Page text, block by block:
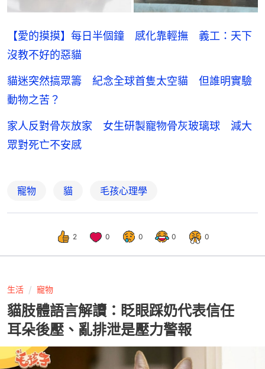
【愛的摸摸】每日半個鐘 感化靠輕撫 義工：天下
沒教不好的惡貓
貓迷突然搞眾籌 紀念全球首隻太空貓 但誰明實驗
動物之苦？
家人反對骨灰放家 女生研製寵物骨灰玻璃球 減大
眾對死亡不安感
寵物 貓 毛孩心理學
2 0 0 0 0
生活 寵物
貓肢體語言解讀：眨眼踩奶代表信任
耳朵後壓、亂排泄是壓力警報